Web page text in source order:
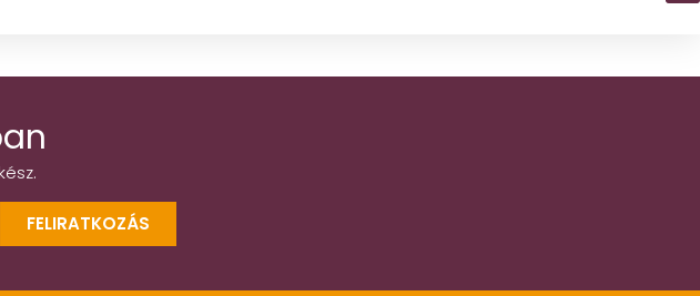
FELIRATKOZÁS